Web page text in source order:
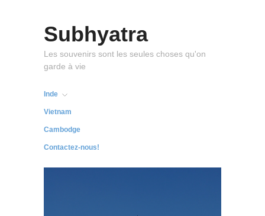
Subhyatra
Les souvenirs sont les seules choses qu'on
garde à vie
Inde
Vietnam
Cambodge
Contactez-nous!